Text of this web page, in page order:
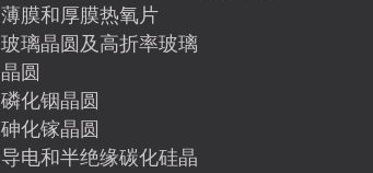
薄膜和厚膜热氧片
玻璃晶圆及高折率玻璃
晶圆
磷化铟晶圆
砷化镓晶圆
导电和半绝缘碳化硅晶